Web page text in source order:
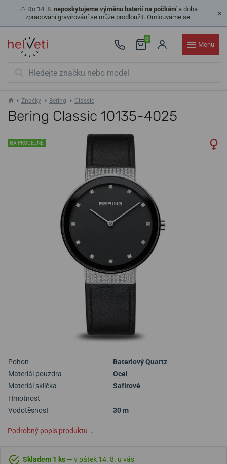
⚠️ Do 14. 8. neposkytujeme výměnu baterií na počkánía doba
zpracování gravírování se může prodloužit. Omlouváme se.
0
Menu
Značky Bering Classic
Bering Classic 10135-4025
NA PRODEJNĚ
Pohon
Bateriový Quartz
Materiál pouzdra
Ocel
Materiál sklíčka
Safírové
Hmotnost
Vodotěsnost
30 m
Podrobný popis produktu ↓
Skladem 1 ks — v pátek 14. 8. u vás